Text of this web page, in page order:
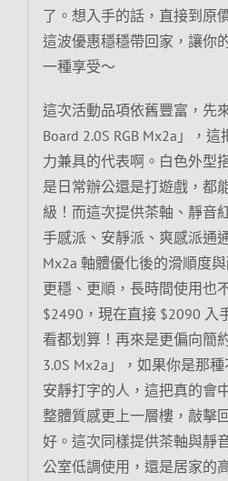
了。想入手的話，直接到原
這波優惠穩穩帶回家，讓你
一種享受～
這次活動品項依舊豐富，先
Board 2.0S RGB Mx2a」，
力兼具的代表啊。白色外型
是日常辦公還是打遊戲，都
級！而這次提供茶軸、靜音
手感派、安靜派、爽感派通
Mx2a 軸體優化後的滑順度
更穩、更順，長時間使用也
$2490，現在直接 $2090 入
看都划算！再來是更偏向簡
3.0S Mx2a」，如果你是那
安靜打字的人，這把真的會
整體質感更上一層樓，敲擊
好。這次同樣提供茶軸與靜
公室低調使用，還是居家的